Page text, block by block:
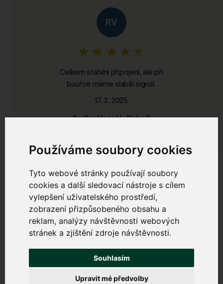
Používáme soubory cookies
Tyto webové stránky používají soubory
cookies a další sledovací nástroje s cílem
vylepšení uživatelského prostředí,
zobrazení přizpůsobeného obsahu a
reklam, analýzy návštěvnosti webových
stránek a zjištění zdroje návštěvnosti.
Souhlasím
Upravit mé předvolby
RV
Celkem stabilní připojení, ale při
bouřce máme slabší signál.
17. 2. 2025
Radka Veselá, Pohoří
Bezpečný internet
Chrání váš počítač, tablet a mobil před viry, malwarem,
zpomalování zařízení a nevyžádanému obsahu.